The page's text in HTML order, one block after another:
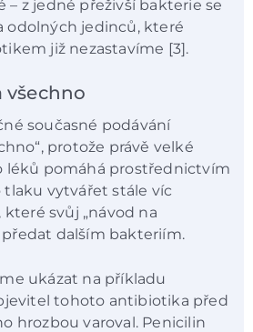
– z jedné přeživší bakterie se
odolných jedinců, které
již nezastavíme [3].
současné podávání
protože právě velké
léků pomáhá prostřednictvím
vytvářet stále víc
svůj „návod na
dalším bakteriím.
ukázat na příkladu
tohoto antibiotika před
hrozbou varoval. Penicilin